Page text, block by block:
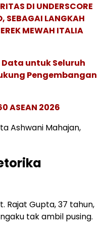
DI UNDERSCORE
SEBAGAI LANGKAH
MEWAH ITALIA
Data untuk Seluruh
Pengembangan
ASEAN 2026
Ashwani Mahajan,
Rajat Gupta, 37 tahun,
tak ambil pusing.